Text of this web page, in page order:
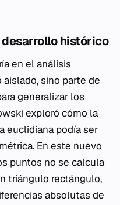
histórico
en el análisis
sino parte de
generalizar los
exploró cómo la
euclidiana podía ser
En este nuevo
puntos no se calcula
triángulo rectángulo,
absolutas de